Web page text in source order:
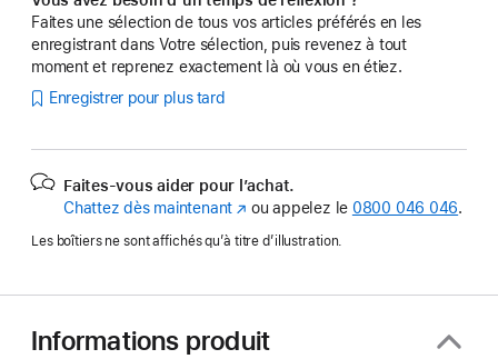
Faites une sélection de tous vos articles préférés en les
enregistrant dans Votre sélection, puis revenez à tout
moment et reprenez exactement là où vous en étiez.
Enregistrer pour plus tard
Faites-vous aider pour l’achat.
Chattez dès maintenant (s’ouvre
une
fenêtre)
ou appelez le 0800 046 046.
Les boîtiers ne sont affichés qu’à titre d’illustration.
Informations produit